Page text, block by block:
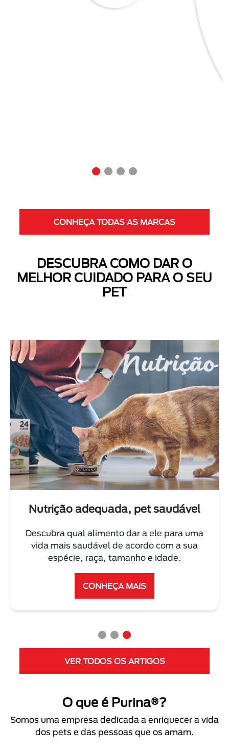
Next
CONHEÇA TODAS AS MARCAS
DESCUBRA COMO DAR O
MELHOR CUIDADO PARA O SEU
PET
Nutrição adequada, pet saudável
Descubra qual alimento dar a ele para uma
vida mais saudável de acordo com a sua
espécie, raça, tamanho e idade.
CONHEÇA MAIS
VER TODOS OS ARTIGOS
O que é Purina®?
Somos uma empresa dedicada a enriquecer a vida
dos pets e das pessoas que os amam.